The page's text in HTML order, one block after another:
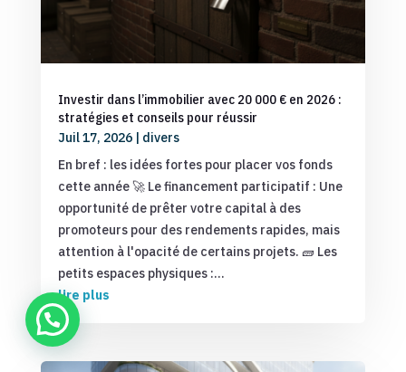
Investir dans l’immobilier avec 20 000 € en 2026 :
stratégies et conseils pour réussir
Juil 17, 2026| divers
En bref : les idées fortes pour placer vos fonds
cette année 🚀 Le financement participatif : Une
opportunité de prêter votre capital à des
promoteurs pour des rendements rapides, mais
attention à l'opacité de certains projets. 🧱 Les
petits espaces physiques :...
lire plus